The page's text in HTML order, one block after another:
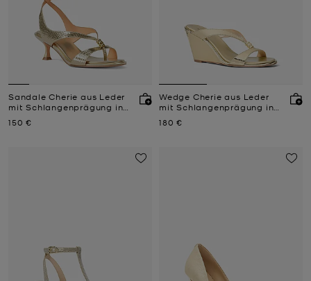
Sandale Cherie aus Leder
mit Schlangenprägung in
Metallic-Optik
Jetzt
150 €
Wedge Cherie aus Leder
mit Schlangenprägung in
Metallic-Optik
Jetzt
180 €